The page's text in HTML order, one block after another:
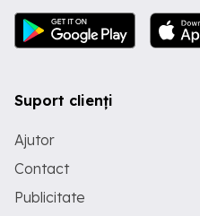
Suport clienți
Ajutor
Contact
Publicitate